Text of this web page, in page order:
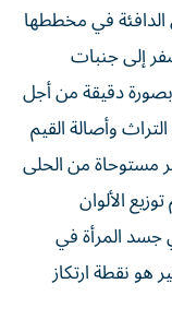
في مخططها
إلى جنبات
دقيقة من أجل
وأصالة القيم
مستوحاة من الحلى
الألوان
المرأة في
هو نقطة ارتكاز